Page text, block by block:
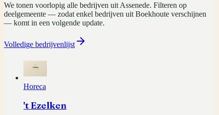
We tonen voorlopig alle bedrijven uit Assenede. Filteren op
deelgemeente — zodat enkel bedrijven uit Boekhoute verschijnen
— komt in een volgende update.
Volledige bedrijvenlijst
Horeca
't Ezelken